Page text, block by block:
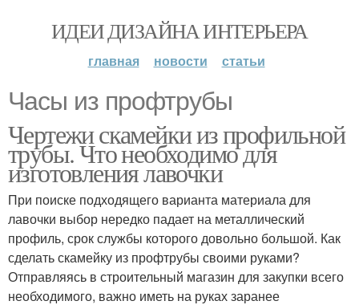
ИДЕИ ДИЗАЙНА ИНТЕРЬЕРА
главная новости статьи
Часы из профтрубы
Чертежи скамейки из профильной
трубы. Что необходимо для
изготовления лавочки
При поиске подходящего варианта материала для
лавочки выбор нередко падает на металлический
профиль, срок службы которого довольно большой. Как
сделать скамейку из профтрубы своими руками?
Отправляясь в строительный магазин для закупки всего
необходимого, важно иметь на руках заранее